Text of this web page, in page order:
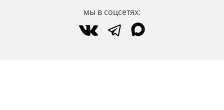
мы в соцсетях: